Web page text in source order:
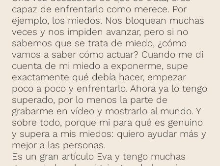
capaz de enfrentarlo como merece. Por
ejemplo, los miedos. Nos bloquean muchas
veces y nos impiden avanzar, pero si no
sabemos que se trata de miedo, ¿cómo
vamos a saber cómo actuar? Cuando me di
cuenta de mi miedo a exponerme, supe
exactamente qué debía hacer, empezar
poco a poco y enfrentarlo. Ahora ya lo tengo
superado, por lo menos la parte de
grabarme en vídeo y mostrarlo al mundo. Y
sobre todo, porque mi para qué es genuino
y supera a mis miedos: quiero ayudar más y
mejor a las personas.
Es un gran artículo Eva y tengo muchas